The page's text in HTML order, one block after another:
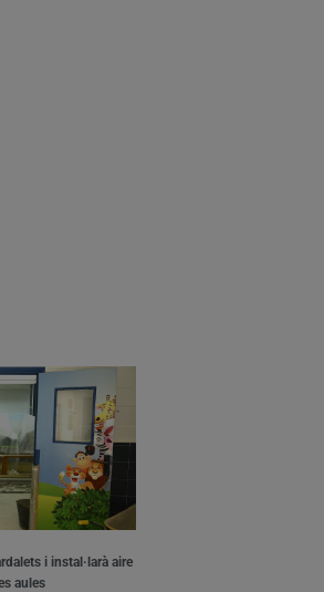
i instal·larà aire
aules